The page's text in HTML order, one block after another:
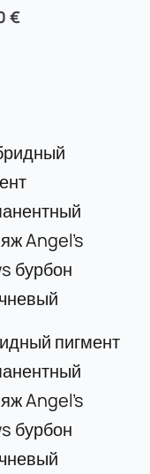
€
пигмент
Angel’s
бурбон